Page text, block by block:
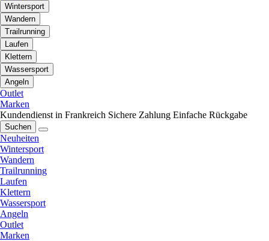
Wintersport
Wandern
Trailrunning
Laufen
Klettern
Wassersport
Angeln
Outlet
Marken
Kundendienst in Frankreich Sichere Zahlung Einfache Rückgabe
Suchen
Neuheiten
Wintersport
Wandern
Trailrunning
Laufen
Klettern
Wassersport
Angeln
Outlet
Marken